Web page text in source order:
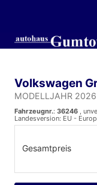
Volkswagen
MODELLJAHR
Fahrzeugnr.: 36246 ,
Landesversion: EU -
Gesamtpreis